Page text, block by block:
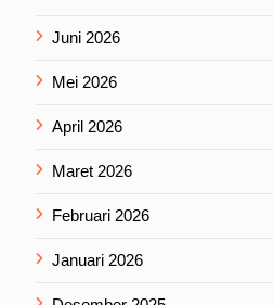
Juni 2026
Mei 2026
April 2026
Maret 2026
Februari 2026
Januari 2026